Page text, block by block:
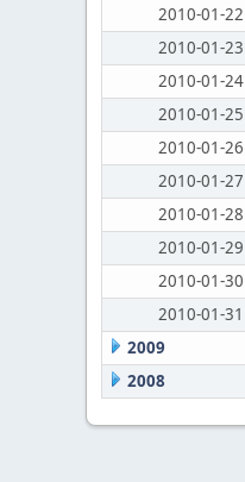
2010-01-22
2010-01-23
2010-01-24
2010-01-25
2010-01-26
2010-01-27
2010-01-28
2010-01-29
2010-01-30
2010-01-31
2009
2008